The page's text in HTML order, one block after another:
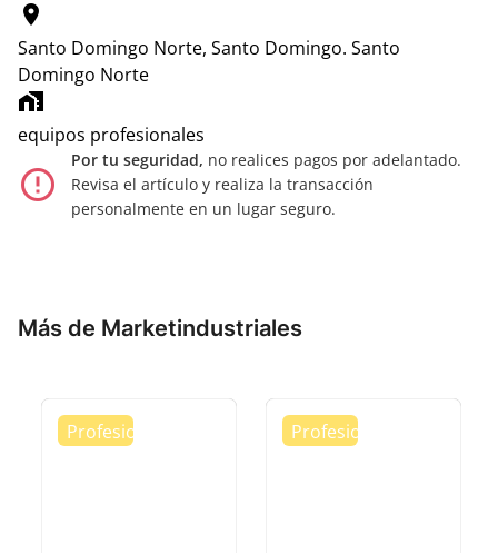
location_on
Santo Domingo Norte, Santo Domingo. Santo
Domingo Norte
home_work
equipos profesionales
error_outline
Por tu seguridad, no realices pagos por adelantado.
Revisa el artículo y realiza la transacción
personalmente en un lugar seguro.
Más de Marketindustriales